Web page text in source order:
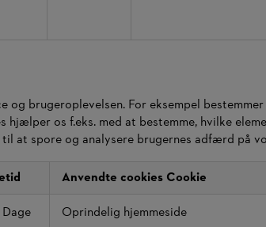
brugeroplevelsen. For eksempel
os f.eks. med at bestemme, hvilke
at spore og analysere brugernes adfærd på
Anvendte cookies Cookie
Oprindelig hjemmeside